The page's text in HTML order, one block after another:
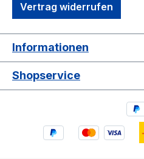
Vertrag widerrufen
Informationen
Shopservice